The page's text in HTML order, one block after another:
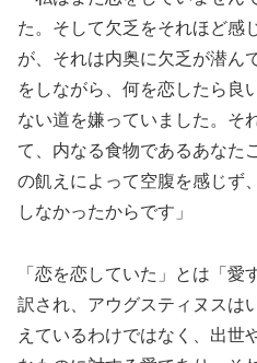
た。そして欠乏をそれほど感
が、それは内奥に欠乏が潜ん
をしながら、何を恋したら良
ない道を嫌っていました。そ
て、内なる食物であるあなた
の飢えによって空腹を感じず
しなかったからです」
「恋を恋していた」とは「愛
訳され、アウグスティヌスは
えているわけではなく、出世